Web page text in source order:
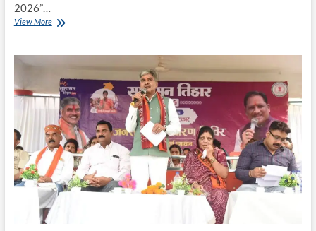
2026”…
View Moreसुशासन
07
को
नन्हेसर,
सिमड़ा
और
बनगांव
में
लगेंगे
शिविर